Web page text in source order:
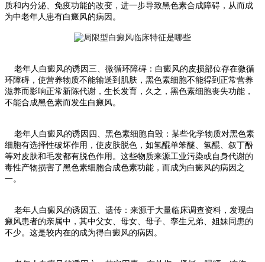
质和内分泌、免疫功能的改变，进一步导致黑色素合成障碍，从而成
为中老年人患有白癜风的病因。
老年人白癜风的诱因三、微循环障碍：白癜风的皮损部位存在微循
环障碍，使营养物质不能输送到肌肤，黑色素细胞不能得到正常营养
滋养而影响正常新陈代谢，生长发育，久之，黑色素细胞丧失功能，
不能合成黑色素而发生白癜风。
老年人白癜风的诱因四、黑色素细胞自毁：某些化学物质对黑色素
细胞有选择性破坏作用，使皮肤脱色，如氢醌单笨醚、氢醌、叙丁酚
等对皮肤和毛发都有脱色作用。这些物质来源工业污染或自身代谢的
毒性产物损害了黑色素细胞合成色素功能，而成为白癜风的病因之
一。
老年人白癜风的诱因五、遗传：来源于大量临床调查资料，发现白
癜风患者的亲属中，其中父女、母女、母子、孪生兄弟、姐妹同患的
不少。这是较内在的成为得白癜风的病因。